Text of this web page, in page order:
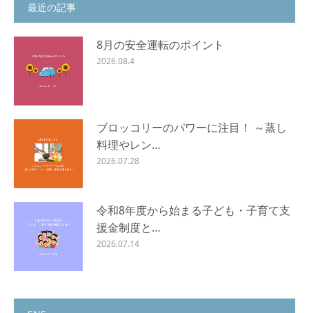
最近の記事
8月の安全運転のポイント
2026.08.4
ブロッコリーのパワーに注目！ ～蒸し
料理やレン…
2026.07.28
令和8年度から始まる子ども・子育て支
援金制度と…
2026.07.14